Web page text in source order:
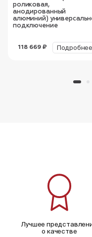
роликовая,
анодированный
алюминий)
подключение
118 669 ₽ Подробнее
Лучшее
о качестве